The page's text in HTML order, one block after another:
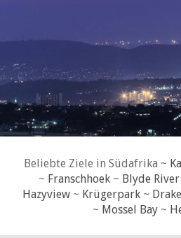
Beliebte Ziele in Südafrika ~
~ Franschhoek ~ Blyde
Hazyview~ Krügerpark~
~ Mossel Bay~